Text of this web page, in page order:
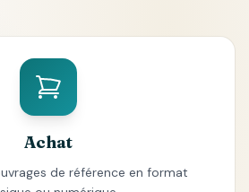
Achat
de référence en format